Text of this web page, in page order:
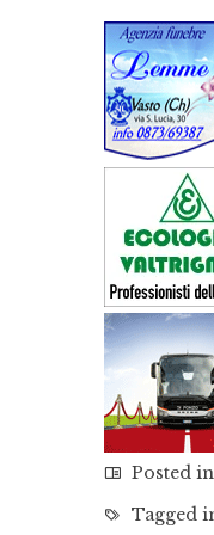
Posted
Tagged